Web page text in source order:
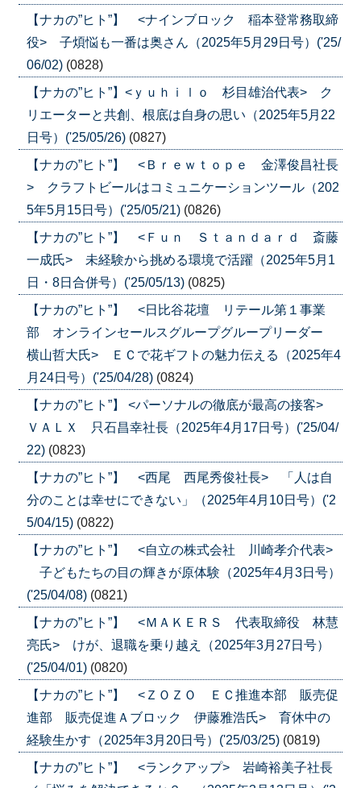
【ナカの”ヒト”】 <ナインブロック 稲本登常務取締
役> 子煩悩も一番は奥さん（2025年5月29日号）('25/
06/02) (0828)
【ナカの”ヒト”】<ｙｕｈｉｌｏ 杉目雄治代表> ク
リエーターと共創、根底は自身の思い（2025年5月22
日号）('25/05/26) (0827)
【ナカの”ヒト”】 <Ｂｒｅｗｔｏｐｅ 金澤俊昌社長
> クラフトビールはコミュニケーションツール（202
5年5月15日号）('25/05/21) (0826)
【ナカの”ヒト”】 <Ｆｕｎ Ｓｔａｎｄａｒｄ 斎藤
一成氏> 未経験から挑める環境で活躍（2025年5月1
日・8日合併号）('25/05/13) (0825)
【ナカの”ヒト”】 <日比谷花壇 リテール第１事業
部 オンラインセールスグループグループリーダー
横山哲大氏> ＥＣで花ギフトの魅力伝える（2025年4
月24日号）('25/04/28) (0824)
【ナカの”ヒト”】 <パーソナルの徹底が最高の接客>
ＶＡＬＸ 只石昌幸社長（2025年4月17日号）('25/04/
22) (0823)
【ナカの”ヒト”】 <西尾 西尾秀俊社長> 「人は自
分のことは幸せにできない」（2025年4月10日号）('2
5/04/15) (0822)
【ナカの”ヒト”】 <自立の株式会社 川崎孝介代表>
子どもたちの目の輝きが原体験（2025年4月3日号）
('25/04/08) (0821)
【ナカの”ヒト”】 <ＭＡＫＥＲＳ 代表取締役 林慧
亮氏> けが、退職を乗り越え（2025年3月27日号）
('25/04/01) (0820)
【ナカの”ヒト”】 <ＺＯＺＯ ＥＣ推進本部 販売促
進部 販売促進Ａブロック 伊藤雅浩氏> 育休中の
経験生かす（2025年3月20日号）('25/03/25) (0819)
【ナカの”ヒト”】 <ランクアップ> 岩崎裕美子社長